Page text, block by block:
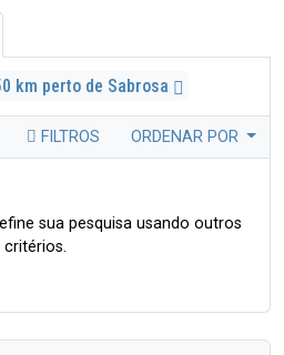
km perto de Sabrosa
FILTROS ORDENAR POR
sua pesquisa usando outros
critérios.